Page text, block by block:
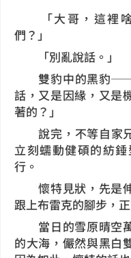
「大哥，這裡啥
們？」
「別亂說話。」
雙豹中的黑豹──
話，又是因緣，又是
著的？」
說完，不等自家
立刻蠕動健碩的紡
行。
懷特見狀，先是伸
跟上布雷克的腳步，
當日的雪原晴空萬
的大海，儼然與黑白